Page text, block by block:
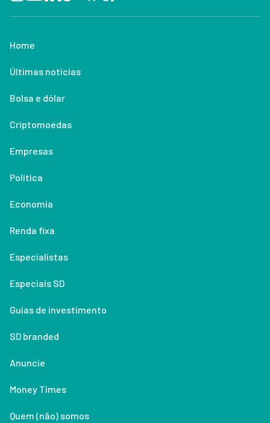
Home
Últimas notícias
Bolsa e dólar
Criptomoedas
Empresas
Política
Economia
Renda fixa
Especialistas
Especiais SD
Guias de investimento
SD branded
Anuncie
Money Times
Quem (não) somos